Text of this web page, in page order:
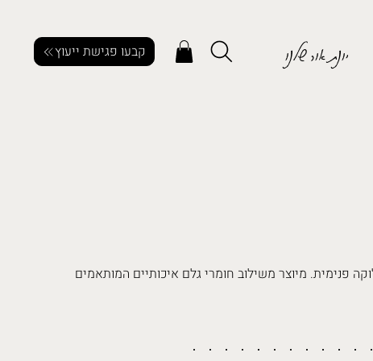
יונת אור שלנו קבעו פגישת ייעוץ
לחלוקה פנימית. מיוצר משילוב חומרי גלם איכותיים המותאמים